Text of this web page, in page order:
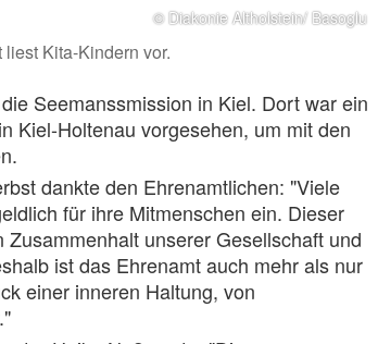
Kita-Kindern vor.
© Diakonie Altholstein/ Basoglu
Seemanssmission in Kiel. Dort war ein
Kiel-Holtenau vorgesehen, um mit den
dankte den Ehrenamtlichen: "Viele
für ihre Mitmenschen ein. Dieser
unserer Gesellschaft und
ist das Ehrenamt auch mehr als nur
einer inneren Haltung, von